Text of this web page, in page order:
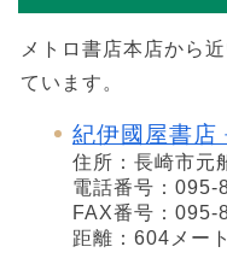
メトロ書店本店から
ています。
紀伊國屋書店
住所：長崎市元
電話番号：095-
FAX番号：095-
距離：604メー